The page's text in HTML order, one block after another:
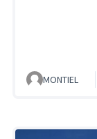
MONTIEL